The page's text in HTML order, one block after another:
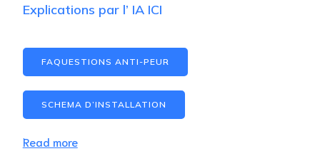
Explications par l’ IA ICI
FAQUESTIONS ANTI-PEUR
SCHEMA D’INSTALLATION
Read more